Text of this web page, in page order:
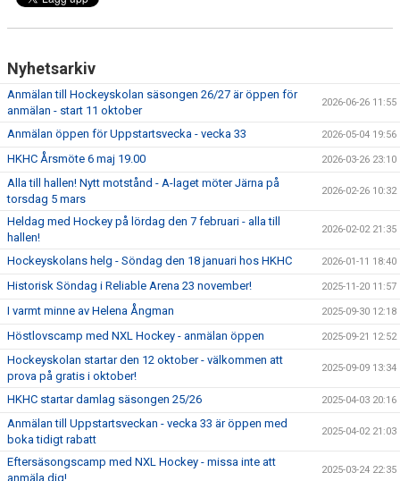
Nyhetsarkiv
Anmälan till Hockeyskolan säsongen 26/27 är öppen för
anmälan - start 11 oktober
2026-06-26 11:55
Anmälan öppen för Uppstartsvecka - vecka 33 2026-05-04 19:56
HKHC Årsmöte 6 maj 19.00 2026-03-26 23:10
Alla till hallen! Nytt motstånd - A-laget möter Järna på
torsdag 5 mars
2026-02-26 10:32
Heldag med Hockey på lördag den 7 februari - alla till
hallen!
2026-02-02 21:35
Hockeyskolans helg - Söndag den 18 januari hos HKHC 2026-01-11 18:40
Historisk Söndag i Reliable Arena 23 november! 2025-11-20 11:57
I varmt minne av Helena Ångman 2025-09-30 12:18
Höstlovscamp med NXL Hockey - anmälan öppen 2025-09-21 12:52
Hockeyskolan startar den 12 oktober - välkommen att
prova på gratis i oktober!
2025-09-09 13:34
HKHC startar damlag säsongen 25/26 2025-04-03 20:16
Anmälan till Uppstartsveckan - vecka 33 är öppen med
boka tidigt rabatt
2025-04-02 21:03
Eftersäsongscamp med NXL Hockey - missa inte att
anmäla dig!
2025-03-24 22:35